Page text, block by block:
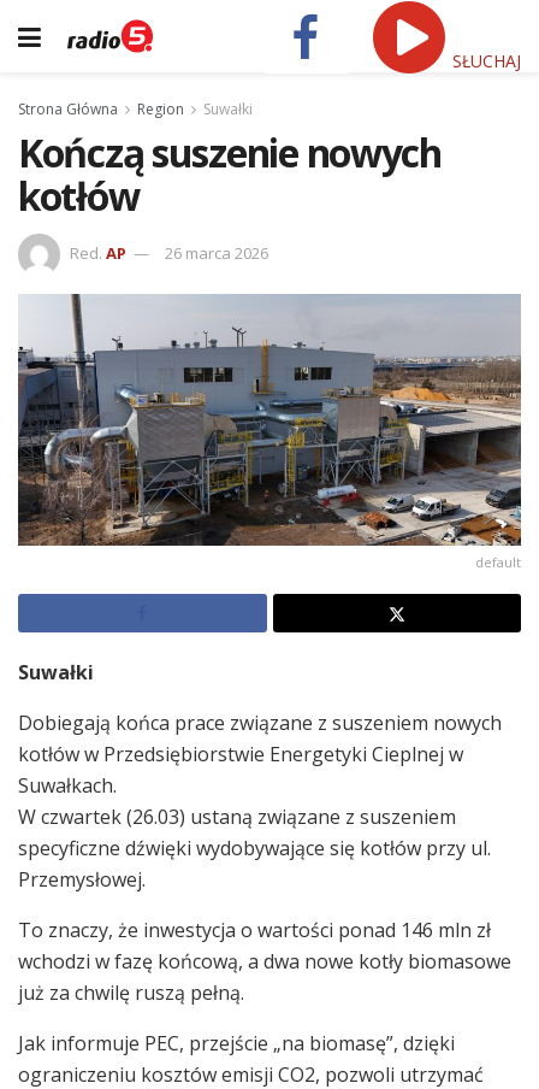
SŁUCHAJ
Strona Główna Region Suwałki
Kończą suszenie nowych
kotłów
Red. AP 26 marca 2026
default
Suwałki
Dobiegają końca prace związane z suszeniem nowych
kotłów w Przedsiębiorstwie Energetyki Cieplnej w
Suwałkach.
W czwartek (26.03) ustaną związane z suszeniem
specyficzne dźwięki wydobywające się kotłów przy ul.
Przemysłowej.
To znaczy, że inwestycja o wartości ponad 146 mln zł
wchodzi w fazę końcową, a dwa nowe kotły biomasowe
już za chwilę ruszą pełną.
Jak informuje PEC, przejście „na biomasę”, dzięki
ograniczeniu kosztów emisji CO2, pozwoli utrzymać